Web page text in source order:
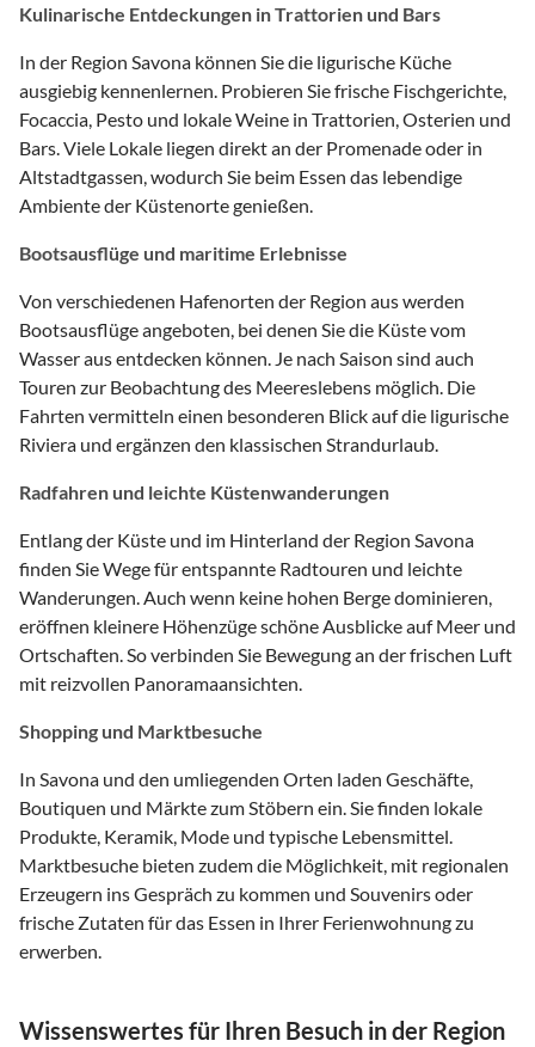
Kulinarische Entdeckungen in Trattorien und Bars
In der Region Savona können Sie die ligurische Küche
ausgiebig kennenlernen. Probieren Sie frische Fischgerichte,
Focaccia, Pesto und lokale Weine in Trattorien, Osterien und
Bars. Viele Lokale liegen direkt an der Promenade oder in
Altstadtgassen, wodurch Sie beim Essen das lebendige
Ambiente der Küstenorte genießen.
Bootsausflüge und maritime Erlebnisse
Von verschiedenen Hafenorten der Region aus werden
Bootsausflüge angeboten, bei denen Sie die Küste vom
Wasser aus entdecken können. Je nach Saison sind auch
Touren zur Beobachtung des Meereslebens möglich. Die
Fahrten vermitteln einen besonderen Blick auf die ligurische
Riviera und ergänzen den klassischen Strandurlaub.
Radfahren und leichte Küstenwanderungen
Entlang der Küste und im Hinterland der Region Savona
finden Sie Wege für entspannte Radtouren und leichte
Wanderungen. Auch wenn keine hohen Berge dominieren,
eröffnen kleinere Höhenzüge schöne Ausblicke auf Meer und
Ortschaften. So verbinden Sie Bewegung an der frischen Luft
mit reizvollen Panoramaansichten.
Shopping und Marktbesuche
In Savona und den umliegenden Orten laden Geschäfte,
Boutiquen und Märkte zum Stöbern ein. Sie finden lokale
Produkte, Keramik, Mode und typische Lebensmittel.
Marktbesuche bieten zudem die Möglichkeit, mit regionalen
Erzeugern ins Gespräch zu kommen und Souvenirs oder
frische Zutaten für das Essen in Ihrer Ferienwohnung zu
erwerben.
Wissenswertes für Ihren Besuch in der Region